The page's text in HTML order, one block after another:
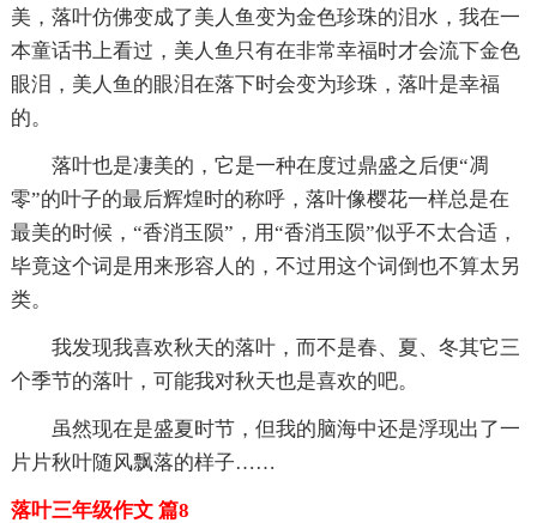
美，落叶仿佛变成了美人鱼变为金色珍珠的泪水，我在一
本童话书上看过，美人鱼只有在非常幸福时才会流下金色
眼泪，美人鱼的眼泪在落下时会变为珍珠，落叶是幸福
的。
落叶也是凄美的，它是一种在度过鼎盛之后便“凋
零”的叶子的最后辉煌时的称呼，落叶像樱花一样总是在
最美的时候，“香消玉陨”，用“香消玉陨”似乎不太合适，
毕竟这个词是用来形容人的，不过用这个词倒也不算太另
类。
我发现我喜欢秋天的落叶，而不是春、夏、冬其它三
个季节的落叶，可能我对秋天也是喜欢的吧。
虽然现在是盛夏时节，但我的脑海中还是浮现出了一
片片秋叶随风飘落的样子……
落叶三年级作文 篇8